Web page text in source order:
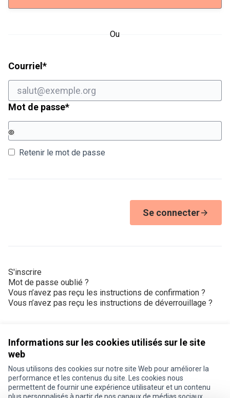
Informations sur les cookies utilisés sur le site
web
Nous utilisons des cookies sur notre site Web pour améliorer la
performance et les contenus du site. Les cookies nous
permettent de fournir une expérience utilisateur et un contenu
Ou
Courriel *Champ obligatoire
Mot de passe*Champ obligatoire
Retenir le mot de passe
Se connecter
S'inscrire
Mot de passe oublié ?
Vous n’avez pas reçu les instructions de confirmation ?
Vous n’avez pas reçu les instructions de déverrouillage ?
Conditions d'utilisation
Paramètres des cookies
Je participe ! sur X
Je participe ! sur Facebook
Je participe ! sur Instagram